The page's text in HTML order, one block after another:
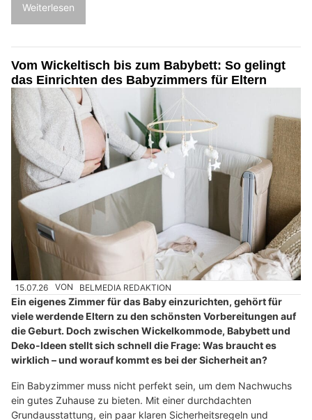
Weiterlesen
Vom Wickeltisch bis zum Babybett: So gelingt
das Einrichten des Babyzimmers für Eltern
15.07.26 VON BELMEDIA REDAKTION
Ein eigenes Zimmer für das Baby einzurichten, gehört für
viele werdende Eltern zu den schönsten Vorbereitungen auf
die Geburt. Doch zwischen Wickelkommode, Babybett und
Deko-Ideen stellt sich schnell die Frage: Was braucht es
wirklich – und worauf kommt es bei der Sicherheit an?
Ein Babyzimmer muss nicht perfekt sein, um dem Nachwuchs
ein gutes Zuhause zu bieten. Mit einer durchdachten
Grundausstattung, ein paar klaren Sicherheitsregeln und